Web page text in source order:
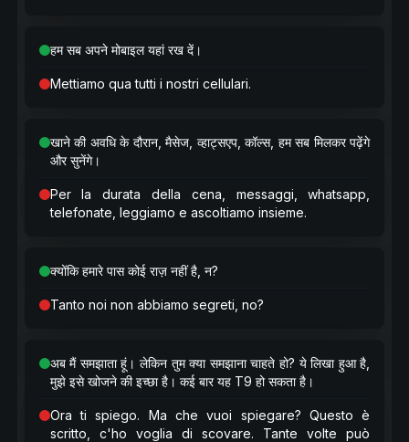
हम सब अपने मोबाइल यहां रख दें।
Mettiamo qua tutti i nostri cellulari.
खाने की अवधि के दौरान, मैसेज, व्हाट्सएप, कॉल्स, हम सब मिलकर पढ़ेंगे
और सुनेंगे।
Per la durata della cena, messaggi, whatsapp,
telefonate, leggiamo e ascoltiamo insieme.
क्योंकि हमारे पास कोई राज़ नहीं है, न?
Tanto noi non abbiamo segreti, no?
अब मैं समझाता हूं। लेकिन तुम क्या समझाना चाहते हो? ये लिखा हुआ है,
मुझे इसे खोजने की इच्छा है। कई बार यह T9 हो सकता है।
Ora ti spiego. Ma che vuoi spiegare? Questo è
scritto, c'ho voglia di scovare. Tante volte può